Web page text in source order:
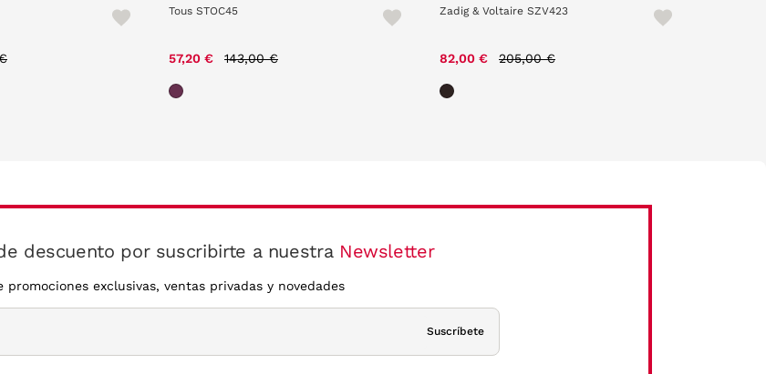
Tous STOC45
57,20 € 143,00 €
Zadig & Voltaire SZV423
82,00 € 205,00 €
descuento por suscribirte a nuestra Newsletter
promociones exclusivas, ventas privadas y novedades
Suscríbete